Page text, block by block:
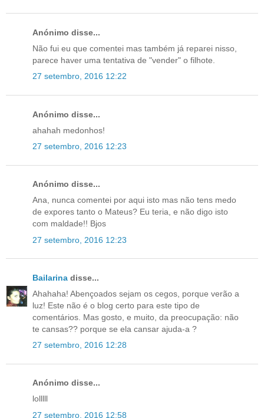
Anónimo disse...
Não fui eu que comentei mas também já reparei nisso,
parece haver uma tentativa de "vender" o filhote.
27 setembro, 2016 12:22
Anónimo disse...
ahahah medonhos!
27 setembro, 2016 12:23
Anónimo disse...
Ana, nunca comentei por aqui isto mas não tens medo
de expores tanto o Mateus? Eu teria, e não digo isto
com maldade!! Bjos
27 setembro, 2016 12:23
Bailarina disse...
Ahahaha! Abençoados sejam os cegos, porque verão a
luz! Este não é o blog certo para este tipo de
comentários. Mas gosto, e muito, da preocupação: não
te cansas?? porque se ela cansar ajuda-a ?
27 setembro, 2016 12:28
Anónimo disse...
lolllll
27 setembro, 2016 12:58